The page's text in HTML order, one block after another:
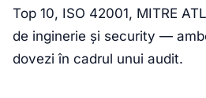
Top 10, ISO 42001, MITRE
de inginerie și security —
dovezi în cadrul unui audit.